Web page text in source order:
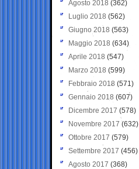
Agosto 2018 (362)
Luglio 2018 (562)
Giugno 2018 (563)
Maggio 2018 (634)
Aprile 2018 (547)
Marzo 2018 (599)
Febbraio 2018 (571)
Gennaio 2018 (607)
Dicembre 2017 (578)
Novembre 2017 (632)
Ottobre 2017 (579)
Settembre 2017 (456)
Agosto 2017 (368)